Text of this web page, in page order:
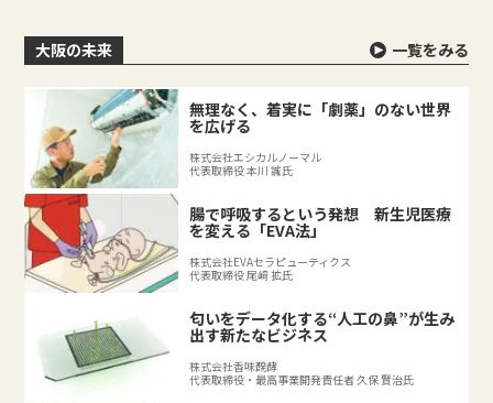
大阪の未来 一覧をみる
無理なく、着実に「劇薬」のない世界
を広げる
株式会社エシカルノーマル
代表取締役 本川 誠氏
腸で呼吸するという発想 新生児医療
を変える「EVA法」
株式会社EVAセラピューティクス
代表取締役 尾﨑 拡氏
匂いをデータ化する“人工の鼻”が生み
出す新たなビジネス
株式会社香味醗酵
代表取締役・最高事業開発責任者 久保 賢治氏